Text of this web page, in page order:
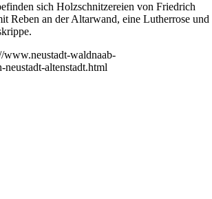
sich Holzschnitzereien von Friedrich
Reben an der Altarwand, eine Lutherrose und
www.neustadt-waldnaab-
altenstadt.html